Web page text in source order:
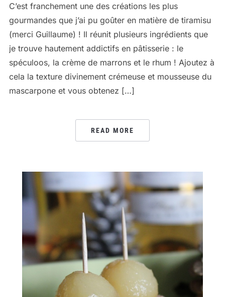
C’est franchement une des créations les plus
gourmandes que j’ai pu goûter en matière de tiramisu
(merci Guillaume) ! Il réunit plusieurs ingrédients que
je trouve hautement addictifs en pâtisserie : le
spéculoos, la crème de marrons et le rhum ! Ajoutez à
cela la texture divinement crémeuse et mousseuse du
mascarpone et vous obtenez […]
READ MORE